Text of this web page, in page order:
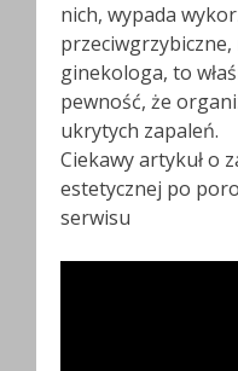
nich, wypada
ginekologa, to
pewność, że
ukrytych zapaleń.
Ciekawy artykuł o
estetycznej po
serwisu